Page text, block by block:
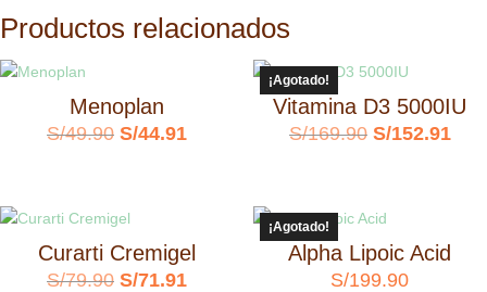
Productos relacionados
Menoplan
S/49.90 El
era:
S/49.90.
S/44.91El
S/44.91.
¡Agotado!
Vitamina D3 5000IU
S/169.90 El
era:
S/169.90.
S/152.91El
S/
Curarti Cremigel
S/79.90 El
S/71.91
¡Agotado!
Alpha Lipoic Acid
S/199.90